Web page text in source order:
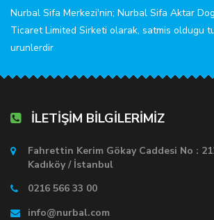
Nurbal Sifa Merkezi'nin; Nurbal Sifa Aktar
Ticaret Limited Sirketi olarak, satmis oldugu
urunlerdir
İLETİŞİM BİLGİLERİMİZ
Fahrettin Kerim Gökay Caddesi No :
Kadıköy / İstanbul
0216 566 33 00
info@nurbal.com